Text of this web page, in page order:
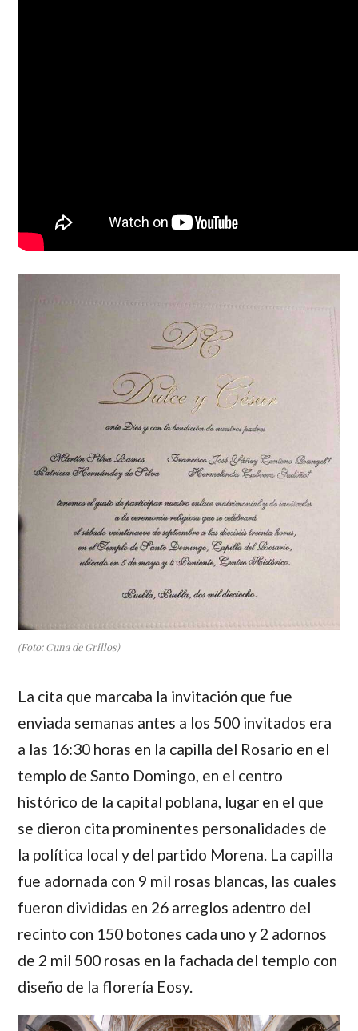
(Foto: Cuna de Grillos)
La cita que marcaba la invitación que fue
enviada semanas antes a los 500 invitados era
a las 16:30 horas en la capilla del Rosario en el
templo de Santo Domingo, en el centro
histórico de la capital poblana, lugar en el que
se dieron cita prominentes personalidades de
la política local y del partido Morena. La capilla
fue adornada con 9 mil rosas blancas, las cuales
fueron divididas en 26 arreglos adentro del
recinto con 150 botones cada uno y 2 adornos
de 2 mil 500 rosas en la fachada del templo con
diseño de la florería Eosy.